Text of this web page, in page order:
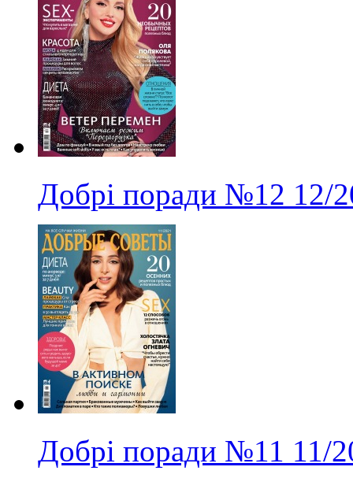
Добрі поради №12 12/
Добрі поради №11 11/